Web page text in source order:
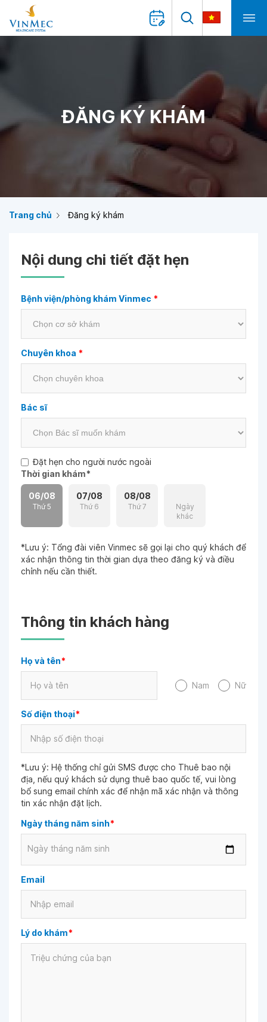
ĐĂNG KÝ KHÁM
Trang chủ Đăng ký khám
Nội dung chi tiết đặt hẹn
Bệnh viện/phòng khám Vinmec *
Chuyên khoa *
Bác sĩ
Đặt hẹn cho người nước ngoài
Thời gian khám*
06/08
Thứ 5
07/08
Thứ 6
08/08
Thứ 7
Ngày
khác
*Lưu ý: Tổng đài viên Vinmec sẽ gọi lại cho quý khách để
xác nhận thông tin thời gian dựa theo đăng ký và điều
chỉnh nếu cần thiết.
Thông tin khách hàng
Họ và tên*
Nam Nữ
Số điện thoại*
*Lưu ý: Hệ thống chỉ gửi SMS được cho Thuê bao nội
địa, nếu quý khách sử dụng thuê bao quốc tế, vui lòng
bổ sung email chính xác để nhận mã xác nhận và thông
tin xác nhận đặt lịch.
Ngày tháng năm sinh*
Ngày tháng năm sinh
Email
Lý do khám*